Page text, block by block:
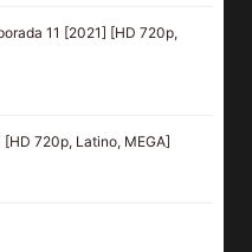
11 [2021] [HD 720p,
720p, Latino, MEGA]